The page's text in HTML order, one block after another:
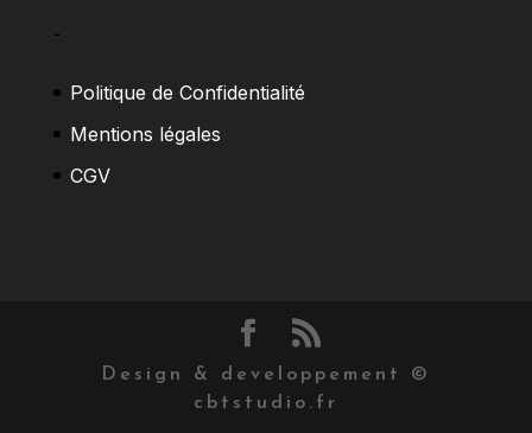
–
Politique de Confidentialité
Mentions légales
CGV
Design & developpement ©
cbtstudio.fr